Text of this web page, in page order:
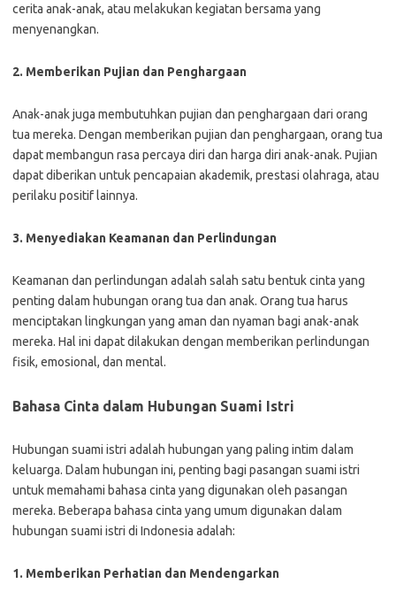
cerita anak-anak, atau melakukan kegiatan bersama yang
menyenangkan.
2. Memberikan Pujian dan Penghargaan
Anak-anak juga membutuhkan pujian dan penghargaan dari orang
tua mereka. Dengan memberikan pujian dan penghargaan, orang tua
dapat membangun rasa percaya diri dan harga diri anak-anak. Pujian
dapat diberikan untuk pencapaian akademik, prestasi olahraga, atau
perilaku positif lainnya.
3. Menyediakan Keamanan dan Perlindungan
Keamanan dan perlindungan adalah salah satu bentuk cinta yang
penting dalam hubungan orang tua dan anak. Orang tua harus
menciptakan lingkungan yang aman dan nyaman bagi anak-anak
mereka. Hal ini dapat dilakukan dengan memberikan perlindungan
fisik, emosional, dan mental.
Bahasa Cinta dalam Hubungan Suami Istri
Hubungan suami istri adalah hubungan yang paling intim dalam
keluarga. Dalam hubungan ini, penting bagi pasangan suami istri
untuk memahami bahasa cinta yang digunakan oleh pasangan
mereka. Beberapa bahasa cinta yang umum digunakan dalam
hubungan suami istri di Indonesia adalah:
1. Memberikan Perhatian dan Mendengarkan